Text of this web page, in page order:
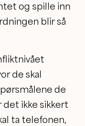
og spille inn
blir så
de skal
de
ikke sikkert
ta telefonen,